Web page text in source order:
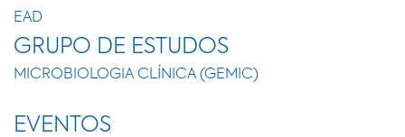
EAD
GRUPO DE ESTUDOS
MICROBIOLOGIA CLÍNICA (GEMIC)
EVENTOS